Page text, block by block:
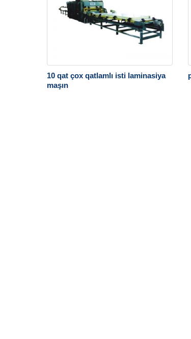
10 qat çox qatlamlı isti laminasiya
maşın